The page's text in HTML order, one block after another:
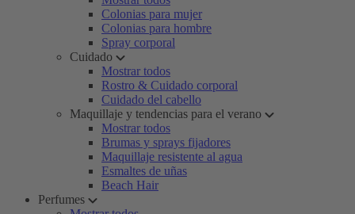
Colonias para mujer
Colonias para hombre
Spray corporal
Cuidado
Mostrar todos
Rostro & Cuidado corporal
Cuidado del cabello
Maquillaje y tendencias para el verano
Mostrar todos
Brumas y sprays fijadores
Maquillaje resistente al agua
Esmaltes de uñas
Beach Hair
Perfumes